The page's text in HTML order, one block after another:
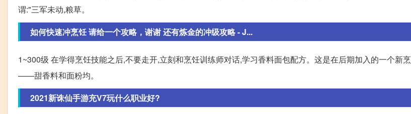
谓:"三军未动,粮草。
如何快速冲烹饪 请给一个攻略，谢谢 还有炼金的冲级攻略 - J...
1~300级 在学得烹饪技能之后,不要走开,立刻和烹饪训练师对话,学习香料面包配方。这是在后期加入的一个新
——甜香料和面粉均。
2021新诛仙手游充V7玩什么职业好?